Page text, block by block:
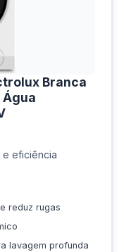
Branca
e eficiência
reduz rugas
lavagem profunda